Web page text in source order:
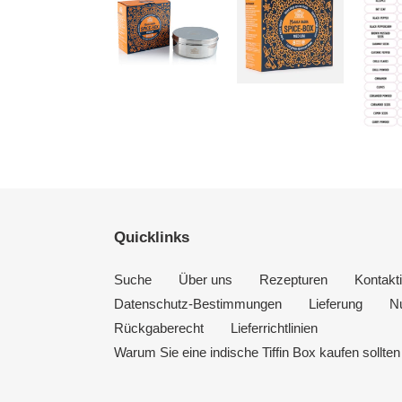
Quicklinks
Suche Über uns Rezepturen
Datenschutz-Bestimmungen
Lieferung
Rückgaberecht
Lieferrichtlinien
Warum Sie eine indische Tiffin Box kaufen sollten